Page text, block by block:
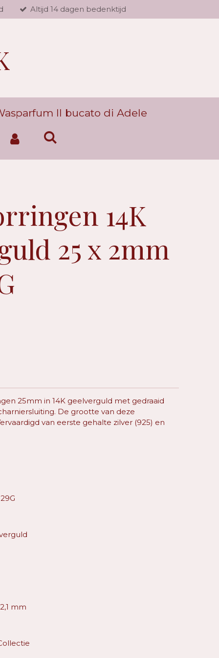
Altijd 14 dagen bedenktijd
Il bucato di Adele
14K
25 x 2mm
25mm in 14K geelverguld met gedraaid
De grootte van deze
van eerste gehalte zilver (925) en
mm